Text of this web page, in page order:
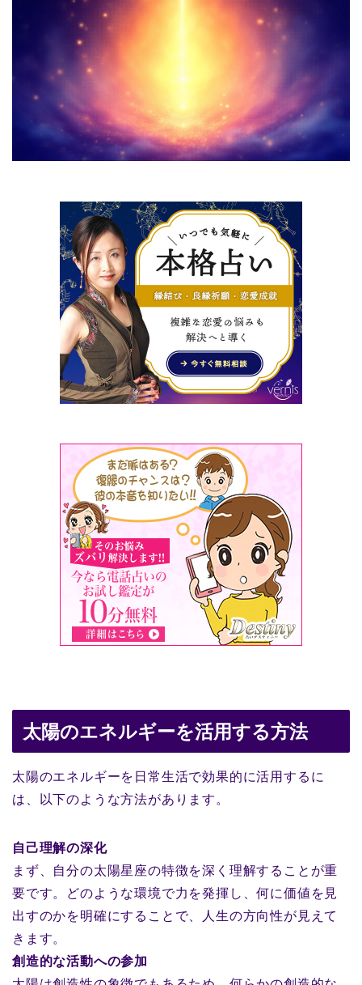
太陽のエネルギーを活用する方法
太陽のエネルギーを日常生活で効果的に活用するに
は、以下のような方法があります。
自己理解の深化
まず、自分の太陽星座の特徴を深く理解することが重
要です。どのような環境で力を発揮し、何に価値を見
出すのかを明確にすることで、人生の方向性が見えて
きます。
創造的な活動への参加